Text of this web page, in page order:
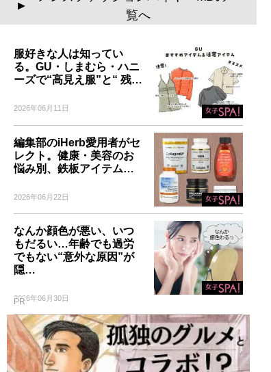
▲
覧へ
服好きな人は知ってい
る。GU・しまむら・ハニ
ーズで“高見え服”と“ 残…
2026年06月11日
編集部のiHerb愛用者がセ
レクト。健康・美容のお
悩み別、鉄板アイテム…
2026年06月22日
なんか顔色が悪い、いつ
もだるい…年齢でも過労
でもない“意外な原因”が
隠…
2026年06月30日
PR